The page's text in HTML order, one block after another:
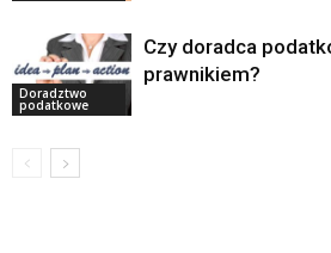
Doradztwo
podatkowe
Czy doradca
prawnikiem?